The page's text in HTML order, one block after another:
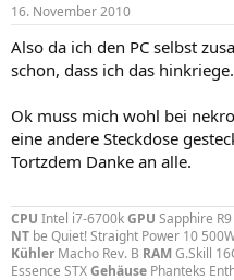
16. November 2010
Also da ich den PC selbst
schon, dass ich das hinkriege.
Ok muss mich wohl bei
eine andere Steckdose
Tortzdem Danke an alle.
CPU Intel i7-6700kGPU Sapphire
NT be Quiet! Straight Power 10
Kühler Macho Rev. B RAMG.Skill
Essence STXGehäuse Phanteks